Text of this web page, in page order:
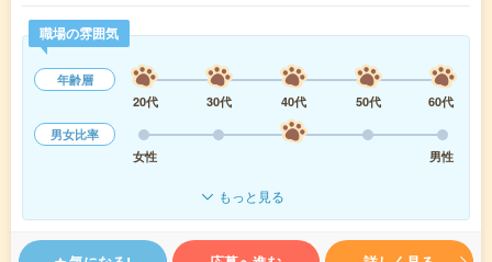
職場の雰囲気
年齢層
20代
30代 40代 50代
60代
男女比率
女性
男性
もっと見る